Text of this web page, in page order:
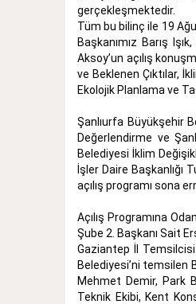
gerçekleşmektedir.
Tüm bu bilinç ile 19
Başkanımız Barış
Aksoy’un açılış
ve Beklenen Çıktılar,
Ekolojik Planlama ve
Şanlıurfa Büyükşehir
Değerlendirme ve
Belediyesi İklim
İşler Daire Başkanlığı
açılış programı sona
Açılış Programına
Şube 2. Başkanı Sait
Gaziantep İl
Belediyesi’ni temsilen
Mehmet Demir, Park
Teknik Ekibi, Kent